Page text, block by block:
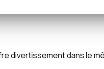
divertissement dans le